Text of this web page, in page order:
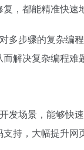
，都能精准快速
多步骤的复杂编
解决复杂编程
发场景，能够快
持，大幅提升网